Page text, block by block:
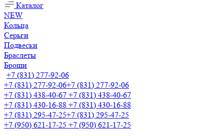
Каталог
NEW
Кольца
Серьги
Подвески
Браслеты
Броши
+7 (831) 277-92-06
+7 (831) 277-92-06+7 (831) 277-92-06
+7 (831) 438-40-67 +7 (831) 438-40-67
+7 (831) 430-16-88 +7 (831) 430-16-88
+7 (831) 295-47-25+7 (831) 295-47-25
+7 (950) 621-17-25 +7 (950) 621-17-25